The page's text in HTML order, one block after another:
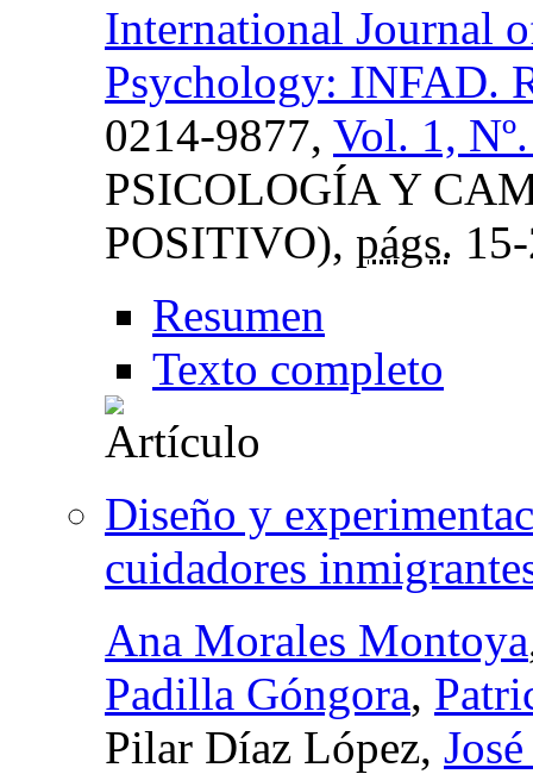
International Journal
Psychology: INFAD.
0214-9877, Vol. 1,
PSICOLOGÍA Y
POSITIVO), págs.
Resumen
Texto completo
Diseño y
cuidadores
Ana Morales Montoya
Padilla Góngora,
Pilar Díaz López,